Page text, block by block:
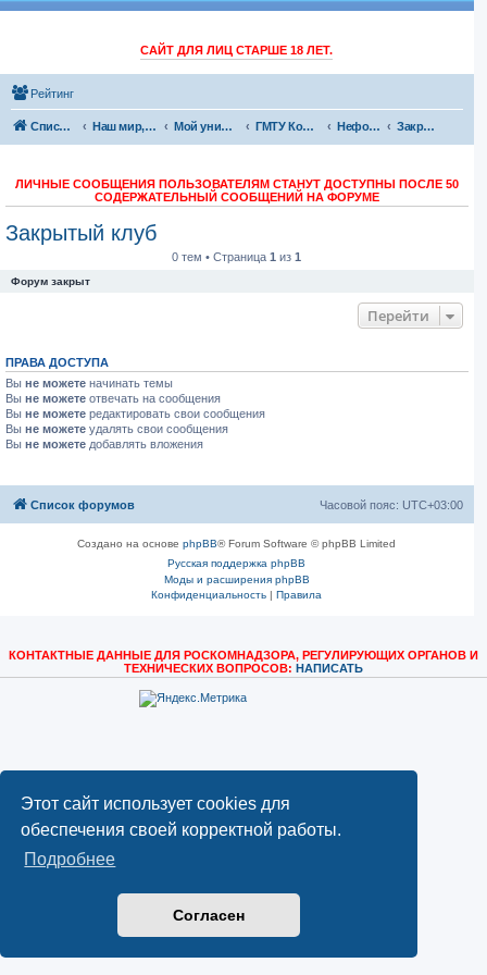
Этот сайт использует cookies для
обеспечения своей корректной работы.
Подробнее
Согласен
САЙТ ДЛЯ ЛИЦ СТАРШЕ 18 ЛЕТ.
Рейтинг
Список форумов Наш мир, обо всем Мой универ ГМТУ Корабелка Неформальная атмосфера Закрытый клуб
ЛИЧНЫЕ СООБЩЕНИЯ ПОЛЬЗОВАТЕЛЯМ СТАНУТ ДОСТУПНЫ ПОСЛЕ 50
СОДЕРЖАТЕЛЬНЫЙ СООБЩЕНИЙ НА ФОРУМЕ
Закрытый клуб
0 тем • Страница1 из1
Форум закрыт
Перейти
ПРАВА ДОСТУПА
Вы не можете начинать темы
Вы не можете отвечать на сообщения
Вы не можете редактировать свои сообщения
Вы не можете удалять свои сообщения
Вы не можете добавлять вложения
Список форумов Часовой пояс: UTC+03:00
Создано на основеphpBB® Forum Software © phpBB Limited
Русская поддержка phpBB
Моды и расширения phpBB
Конфиденциальность |Правила
КОНТАКТНЫЕ ДАННЫЕ ДЛЯ РОСКОМНАДЗОРА, РЕГУЛИРУЮЩИХ ОРГАНОВ И
ТЕХНИЧЕСКИХ ВОПРОСОВ: НАПИСАТЬ